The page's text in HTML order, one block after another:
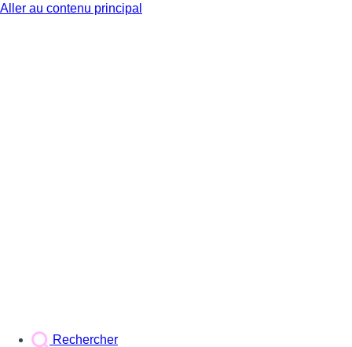
Aller au contenu principal
Rechercher